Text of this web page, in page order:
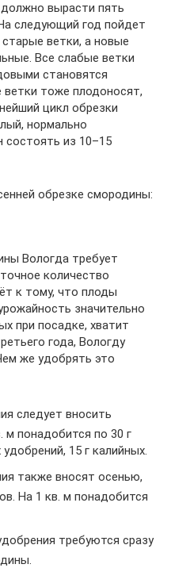
вырасти пять
следующий год пойдет
ветки, а новые
Все слабые ветки
становятся
тоже плодоносят,
цикл обрезки
нормально
из 10–15
обрезке смородины:
Вологда требует
количество
к тому, что плоды
значительно
при посадке, хватит
года, Вологду
же удобрять это
следует вносить
м понадобится по 30 г
15 г калийных.
также вносят осенью,
На 1 кв. м понадобится
требуются сразу